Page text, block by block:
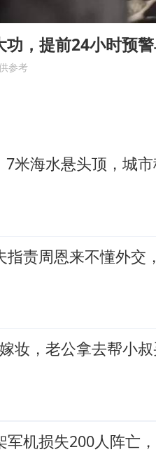
包文婧：二胎很难一碗
香港宏福苑火灾或由烟
网传《披荆斩棘2026》
功，提前24小时预
参考
米海水悬头顶，城市
指责周恩来不懂外交
妆，老公拿去帮小
军机损失200人阵亡